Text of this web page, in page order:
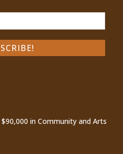
in Community and Arts